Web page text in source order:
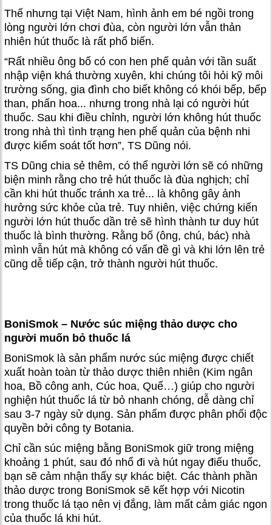
Thế nhưng tại Việt Nam, hình ảnh em bé ngồi trong
lòng người lớn chơi đùa, còn người lớn vẫn thản
nhiên hút thuốc là rất phổ biến.
“Rất nhiều ông bố có con hen phế quản với tần suất
nhập viện khá thường xuyên, khi chúng tôi hỏi kỹ môi
trường sống, gia đình cho biết không có khói bếp, bếp
than, phấn hoa... nhưng trong nhà lại có người hút
thuốc. Sau khi điều chỉnh, người lớn không hút thuốc
trong nhà thì tình trạng hen phế quản của bệnh nhi
được kiểm soát tốt hơn”, TS Dũng nói.
TS Dũng chia sẻ thêm, có thể người lớn sẽ có những
biện minh rằng cho trẻ hút thuốc là đùa nghịch; chỉ
cần khi hút thuốc tránh xa trẻ... là không gây ảnh
hưởng sức khỏe của trẻ. Tuy nhiên, việc chứng kiến
người lớn hút thuốc dần trẻ sẽ hình thành tư duy hút
thuốc là bình thường. Rằng bố (ông, chú, bác) nhà
mình vẫn hút mà không có vấn đề gì và khi lớn lên trẻ
cũng dễ tiếp cận, trở thành người hút thuốc.
BoniSmok – Nước súc miệng thảo dược cho
người muốn bỏ thuốc lá
BoniSmok là sản phẩm nước súc miệng được chiết
xuất hoàn toàn từ thảo dược thiên nhiên (Kim ngân
hoa, Bồ công anh, Cúc hoa, Quế…) giúp cho người
nghiện hút thuốc lá từ bỏ nhanh chóng, dễ dàng chỉ
sau 3-7 ngày sử dụng. Sản phẩm được phân phối độc
quyền bởi công ty Botania.
Chỉ cần súc miệng bằng BoniSmok giữ trong miệng
khoảng 1 phút, sau đó nhổ đi và hút ngay điếu thuốc,
bạn sẽ cảm nhận thấy sự khác biệt. Các thành phần
thảo dược trong BoniSmok sẽ kết hợp với Nicotin
trong thuốc lá tạo nên vị đắng, làm mất cảm giác ngon
của thuốc lá khi hút.